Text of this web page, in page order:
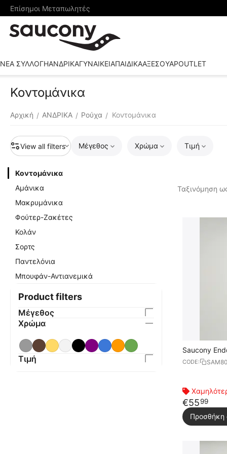
Επίσημοι Μεταπωλητές
ΝΕΑ ΣΥΛΛΟΓΗΑΝΔΡΙΚΑΓΥΝΑΙΚΕΙΑΠΑΙΔΙΚΑΑΞΕΣΟΥΑΡOUTLET
Κοντομάνικα
Αρχική / ΑΝΔΡΙΚΑ / Ρούχα / Κοντομάνικα
View all filters Μέγεθος Χρώμα Τιμή
Ταξινόμηση
Saucony
Κοντομάνικο
CODE:
€5599
Προσθήκη
Κοντομάνικα
Αμάνικα
Μακρυμάνικα
Φούτερ-Ζακέτες
Κολάν
Σορτς
Παντελόνια
Μπουφάν-Αντιανεμικά
Product filters
Μέγεθος
Χρώμα
Τιμή